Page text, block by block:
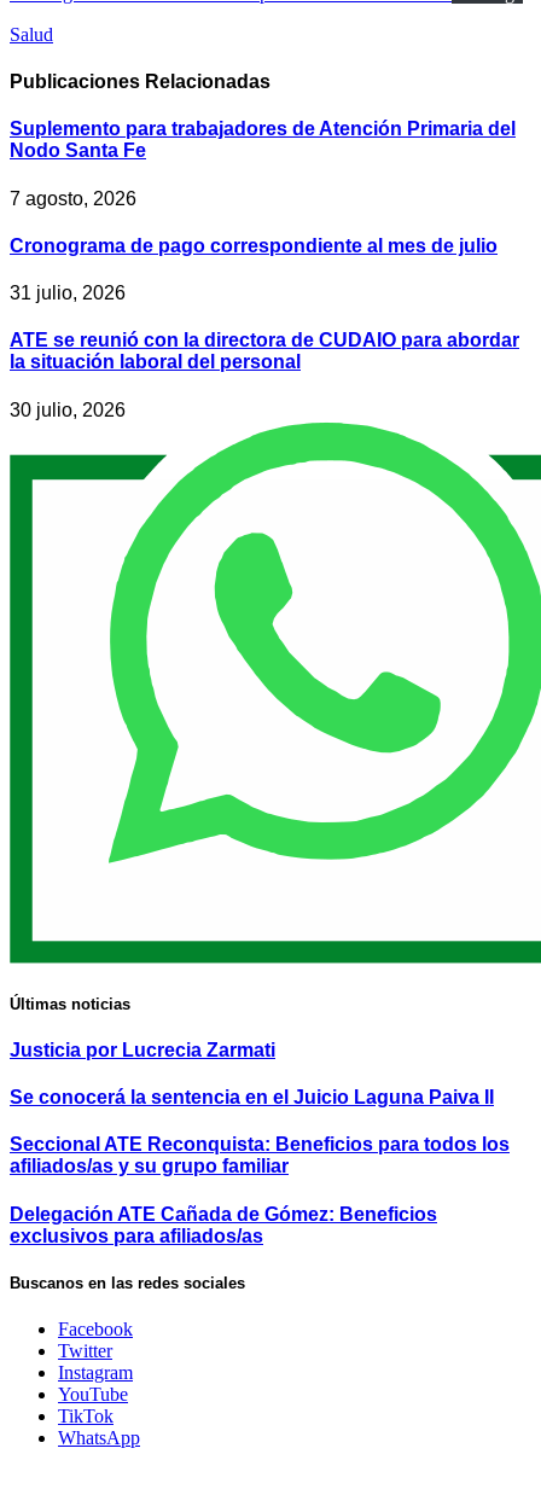
Salud
Publicaciones Relacionadas
Suplemento para trabajadores de Atención Primaria del
Nodo Santa Fe
7 agosto, 2026
Cronograma de pago correspondiente al mes de julio
31 julio, 2026
ATE se reunió con la directora de CUDAIO para abordar
la situación laboral del personal
30 julio, 2026
Últimas noticias
Justicia por Lucrecia Zarmati
Se conocerá la sentencia en el Juicio Laguna Paiva II
Seccional ATE Reconquista: Beneficios para todos los
afiliados/as y su grupo familiar
Delegación ATE Cañada de Gómez: Beneficios
exclusivos para afiliados/as
Buscanos en las redes sociales
Facebook
Twitter
Instagram
YouTube
TikTok
WhatsApp